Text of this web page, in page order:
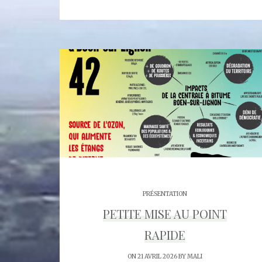
PRÉSENTATION
PETITE MISE AU POINT
RAPIDE
ON 21 AVRIL 2026 BYMALI